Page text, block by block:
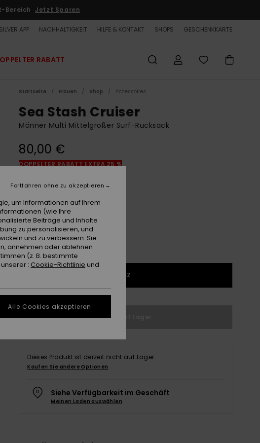
Bereich Jetzt Sparen
APP NACHHALTIGKEIT HILFE & KONTAKT SHOPS GESCHENKKARTE
RABATT
Startseite Frauen Shop Accessoires
Sea Stash Cruiser
Männer Multi Mittelgroßer Surf-Rucksack
80,00 €
DOPPELTER RABATT EXTRA 25 %
Black/black
1SZ
Nicht auf Lager
Dieses Produkt ist derzeit nicht auf Lager.
Kaufen Sie andere Optionen
Siehe Verfügbarkeit im Geschäft
Meinen Laden auswählen
um Informationen auf Ihrem
(wie Ihre
Beiträge und Inhalte
zu personalisieren, und
und zu verbessern. Sie
annehmen oder ablehnen
(z. B. bestimmte
: Cookie-Richtlinie und
Fortfahren ohne zu akzeptieren
Alle Cookies akzeptieren